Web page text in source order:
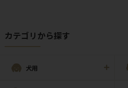
カテゴリから探す
犬用